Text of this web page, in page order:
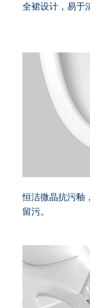
全裙设计，易于
恒洁微晶抗污釉
留污。